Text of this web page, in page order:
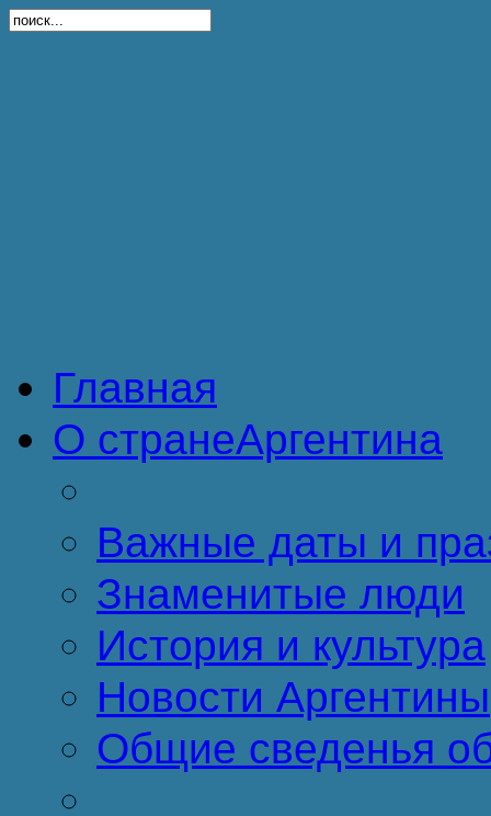
Главная
О странеАргентина
Важные даты и
Знаменитые люди
История и культура
Новости Аргентины
Общие сведенья